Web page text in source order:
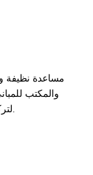
مساعدة نظيفة
والمكتب
لتركيب الأثاث والحفر والصحية والمزيد.